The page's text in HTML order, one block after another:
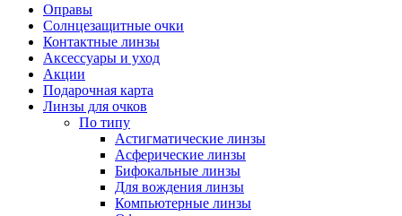
Оправы
Солнцезащитные очки
Контактные линзы
Аксессуары и уход
Акции
Подарочная карта
Линзы для очков
По типу
Астигматические линзы
Асферические линзы
Бифокальные линзы
Для вождения линзы
Компьютерные линзы